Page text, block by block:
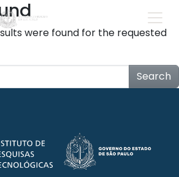
were found for the requested
Search